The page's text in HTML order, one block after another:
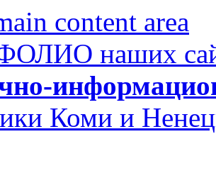
content area
наших
Коми и